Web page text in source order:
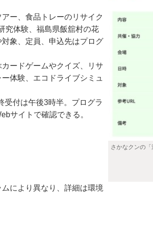
さかなクンの
ー、食品トレーのリサイク
究体験、福島県飯舘村の花
象、定員、申込先はプログ
ードゲームやクイズ、リサ
体験、エコドライブシミュ
付は午後3時半。プログラ
サイトで確認できる。
により異なり、詳細は環境